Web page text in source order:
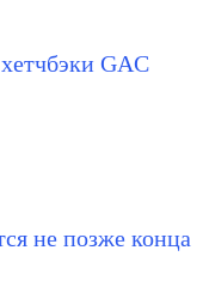
GAC
не позже конца